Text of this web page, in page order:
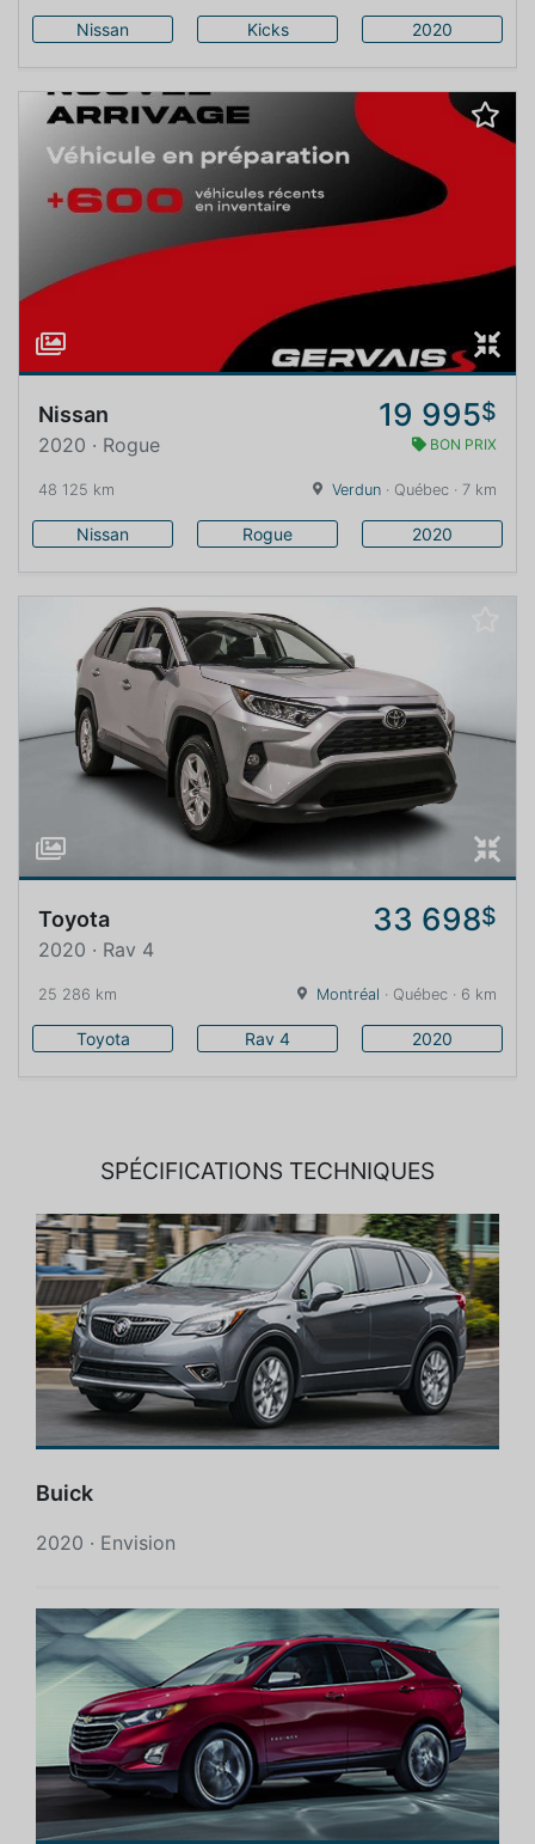
Nissan Kicks 2020
Nissan 19 995$
2020 · Rogue BON PRIX
48 125 km Verdun · Québec · 7 km
Nissan Rogue 2020
Toyota 33 698$
2020 · Rav 4
25 286 km Montréal · Québec · 6 km
Toyota Rav 4 2020
SPÉCIFICATIONS TECHNIQUES
Buick
2020 · Envision